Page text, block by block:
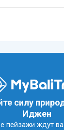
силу
Иджен
пейзажи ждут